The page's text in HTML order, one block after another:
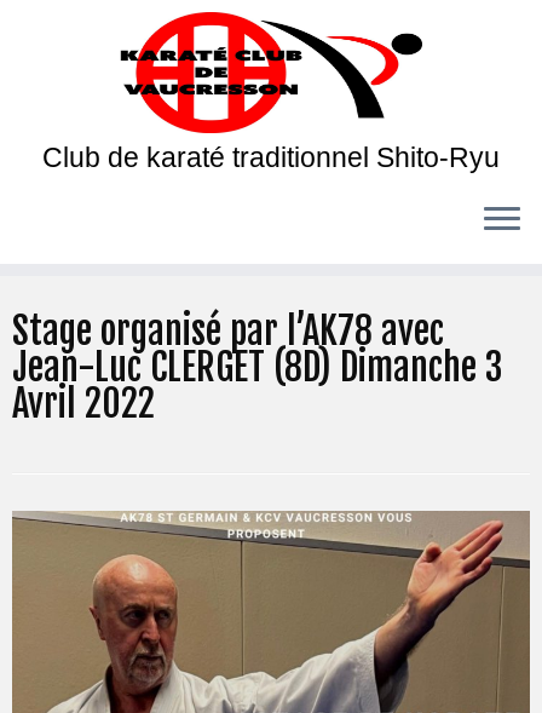
Club de karaté traditionnel Shito-Ryu
Stage organisé par l’AK78 avec
Jean-Luc CLERGET (8D) Dimanche 3
Avril 2022